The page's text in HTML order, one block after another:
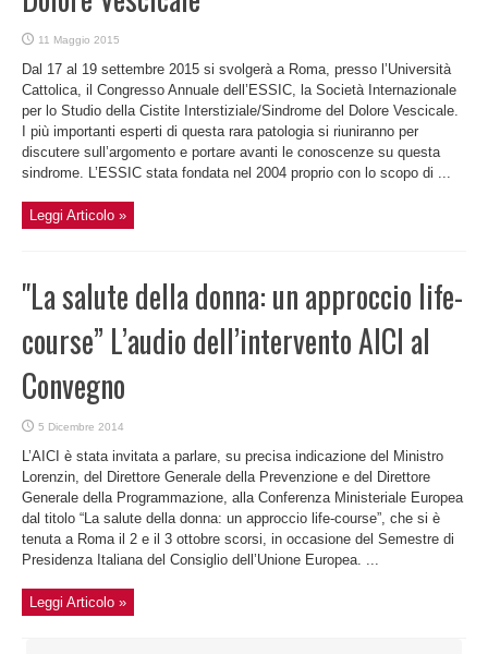
11 Maggio 2015
Dal 17 al 19 settembre 2015 si svolgerà a Roma, presso l’Università
Cattolica, il Congresso Annuale dell’ESSIC, la Società Internazionale
per lo Studio della Cistite Interstiziale/Sindrome del Dolore Vescicale.
I più importanti esperti di questa rara patologia si riuniranno per
discutere sull’argomento e portare avanti le conoscenze su questa
sindrome. L’ESSIC stata fondata nel 2004 proprio con lo scopo di ...
Leggi Articolo »
"La salute della donna: un approccio life-
course” L’audio dell’intervento AICI al
Convegno
5 Dicembre 2014
L’AICI è stata invitata a parlare, su precisa indicazione del Ministro
Lorenzin, del Direttore Generale della Prevenzione e del Direttore
Generale della Programmazione, alla Conferenza Ministeriale Europea
dal titolo “La salute della donna: un approccio life-course”, che si è
tenuta a Roma il 2 e il 3 ottobre scorsi, in occasione del Semestre di
Presidenza Italiana del Consiglio dell’Unione Europea. ...
Leggi Articolo »